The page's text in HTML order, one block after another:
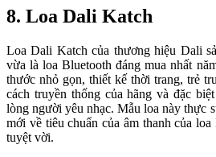
8. Loa Dali Katch
Loa Dali Katch của thương hiệu Dali
vừa là loa Bluetooth đáng mua nhất
thước nhỏ gọn, thiết kế thời trang, trẻ
cách truyền thống của hãng và đặc
lòng người yêu nhạc. Mẫu loa này thực
mới về tiêu chuẩn của âm thanh của
tuyệt vời.